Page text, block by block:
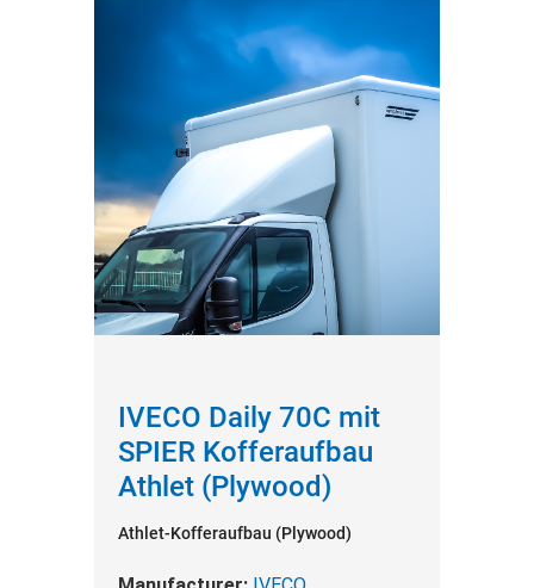
IVECO Daily 70C mit
SPIER Kofferaufbau
Athlet (Plywood)
Athlet-Kofferaufbau (Plywood)